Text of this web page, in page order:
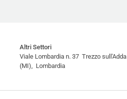
Altri Settori
Viale Lombardia n. 37 Trezzo sull'Adda
(MI), Lombardia